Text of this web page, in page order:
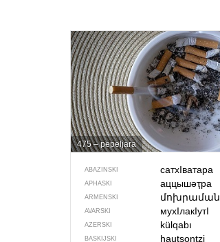
475 – pepeljara
ABAZINSKI сатхIватара
APHASKI аццышәҭра
ARMENSKI մոխրաման
AVARSKI мухIлакIутI
AZERSKI külqabı
BASKIJSKI hautsontzi